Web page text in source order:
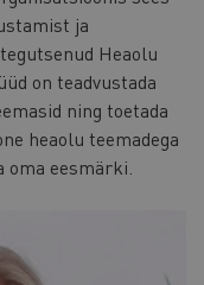
ja
Heaolu
on teadvustada
ning toetada
heaolu teemadega
oma eesmärki.